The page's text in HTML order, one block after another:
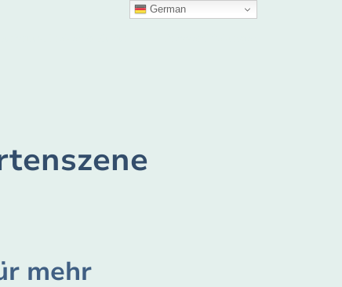
mehr
German